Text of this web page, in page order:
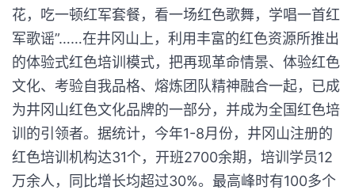
花，吃一顿红军套餐，看一场红色歌舞，学唱一首红
军歌谣”……在井冈山上，利用丰富的红色资源所推出
的体验式红色培训模式，把再现革命情景、体验红色
文化、考验自我品格、熔炼团队精神融合一起，已成
为井冈山红色文化品牌的一部分，并成为全国红色培
训的引领者。据统计，今年1-8月份，井冈山注册的
红色培训机构达31个，开班2700余期，培训学员12
万余人，同比增长均超过30%。最高峰时有100多个